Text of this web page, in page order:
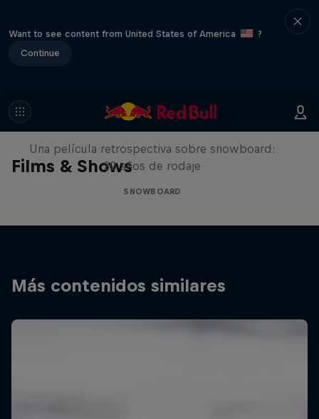
Want to see content from United States of America
?
Continue
Films & Shows
Under Black Flag
Una película retrospectiva sobre snowboard:
20 años de rodaje
SNOWBOARD
Más contenidos similares